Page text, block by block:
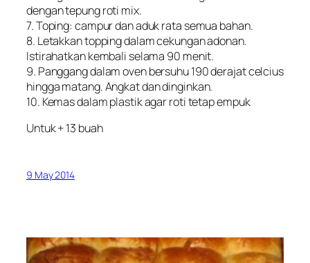
dengan tepung roti mix.
7. Toping: campur dan aduk rata semua bahan.
8. Letakkan topping dalam cekungan adonan.
Istirahatkan kembali selama 90 menit.
9. Panggang dalam oven bersuhu 190 derajat celcius
hingga matang. Angkat dan dinginkan.
10. Kemas dalam plastik agar roti tetap empuk
Untuk + 13 buah
9 May 2014